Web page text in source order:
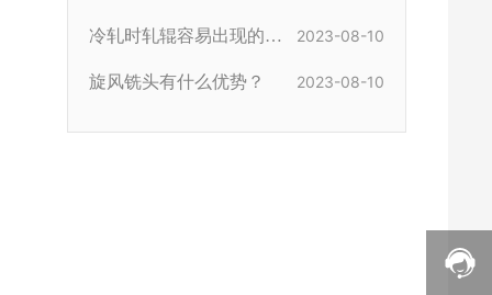
原理
冷轧时轧辊容易出现的问
题及处理
2023-08-10
旋风铣头有什么优势？ 2023-08-10